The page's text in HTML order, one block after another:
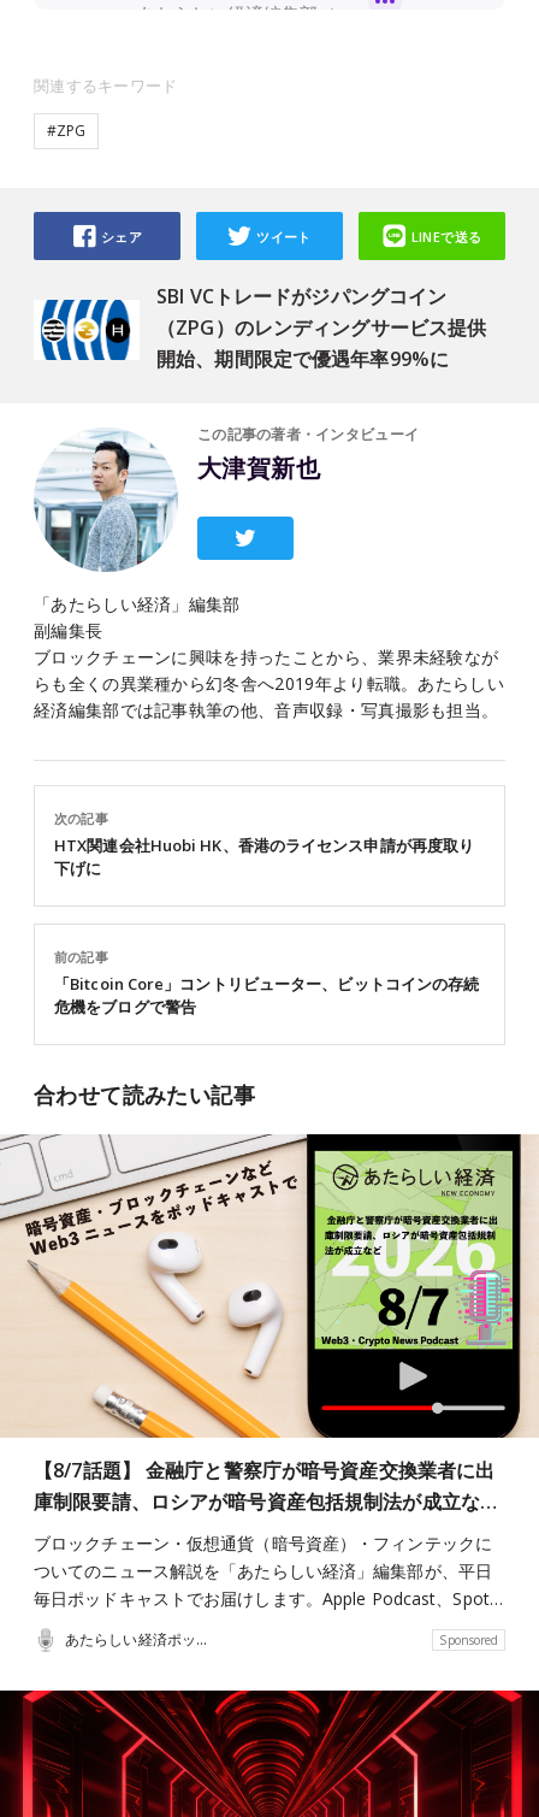
関連するキーワード
#ZPG
SBI VCトレードがジパングコイン
（ZPG）のレンディングサービス提供
開始、期間限定で優遇年率99%に
シェア ツイート LINEで送る
この記事の著者・インタビューイ
大津賀新也
「あたらしい経済」編集部
副編集長
ブロックチェーンに興味を持ったことから、業界未経験なが
らも全くの異業種から幻冬舎へ2019年より転職。あたらしい
経済編集部では記事執筆の他、音声収録・写真撮影も担当。
前の記事
「Bitcoin Core」コントリビューター、ビットコインの存続
危機をブログで警告
次の記事
HTX関連会社Huobi HK、香港のライセンス申請が再度取り
下げに
合わせて読みたい記事
【8/7話題】 金融庁と警察庁が暗号資産交換業者に出
庫制限要請、ロシアが暗号資産包括規制法が成立な…
ブロックチェーン・仮想通貨（暗号資産）・フィンテックに
ついてのニュース解説を「あたらしい経済」編集部が、平日
毎日ポッドキャストでお届けします。Apple Podcast、Spot…
あたらしい経済ポッドキャスト Sponsored